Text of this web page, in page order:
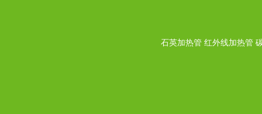
石英加热管 红外线加热管